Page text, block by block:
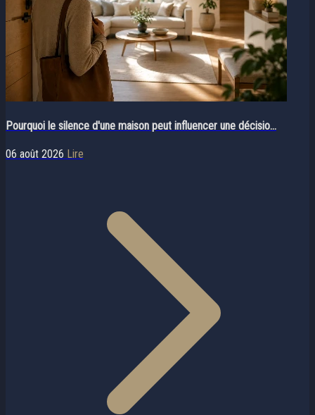
Pourquoi le silence d'une maison peut influencer une décisio...
06 août 2026 Lire